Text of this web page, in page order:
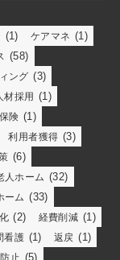
(1) ケアマネ (1)
(58)
ング (3)
材採用 (1)
険 (1)
利用者獲得 (3)
(6)
人ホーム (32)
ーム (33)
(2) 経費削減 (1)
看護 (1) 返戻 (1)
止 (5)